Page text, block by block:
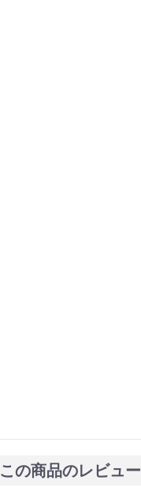
この商品のレビュー